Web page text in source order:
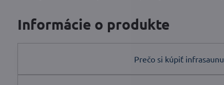
Informácie o produkte
Prečo si kúpiť infrasaunu